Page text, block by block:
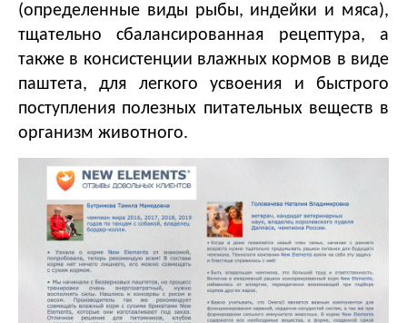
(определенные виды рыбы, индейки и мяса),
тщательно сбалансированная рецептура, а
также в консистенции влажных кормов в виде
паштета, для легкого усвоения и быстрого
поступления полезных питательных веществ в
организм животного.